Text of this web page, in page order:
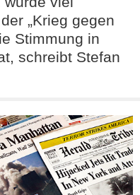
„Krieg gegen
Stimmung in
schreibt Stefan